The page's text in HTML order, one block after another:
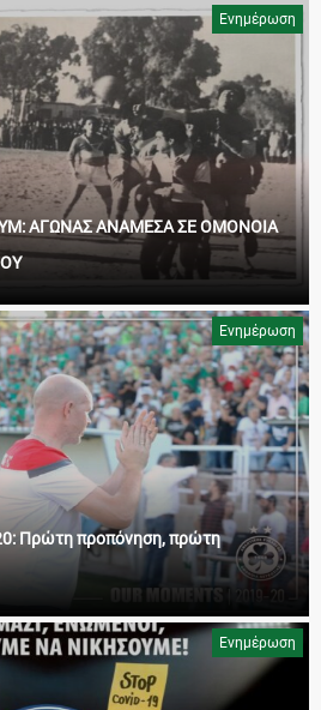
Ενημέρωση
ΑΓΩΝΑΣ ΑΝΑΜΕΣΑ ΣΕ ΟΜΟΝΟΙΑ
Ενημέρωση
Πρώτη προπόνηση, πρώτη
Ενημέρωση